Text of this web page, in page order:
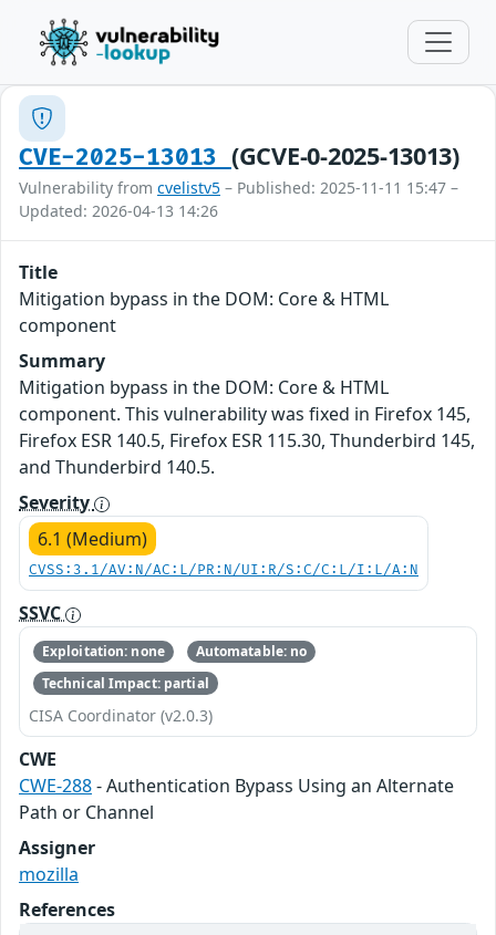
CVE-2025-13013 (GCVE-0-2025-13013)
Vulnerability from cvelistv5 – Published: 2025-11-11 15:47 –
Updated: 2026-04-13 14:26
Title
Mitigation bypass in the DOM: Core & HTML
component
Summary
Mitigation bypass in the DOM: Core & HTML
component. This vulnerability was fixed in Firefox 145,
Firefox ESR 140.5, Firefox ESR 115.30, Thunderbird 145,
and Thunderbird 140.5.
Severity
6.1 (Medium)
CVSS:3.1/AV:N/AC:L/PR:N/UI:R/S:C/C:L/I:L/A:N
SSVC
Exploitation: none
Automatable: no
Technical Impact: partial
CISA Coordinator (v2.0.3)
CWE
CWE-288- Authentication Bypass Using an Alternate
Path or Channel
Assigner
mozilla
References